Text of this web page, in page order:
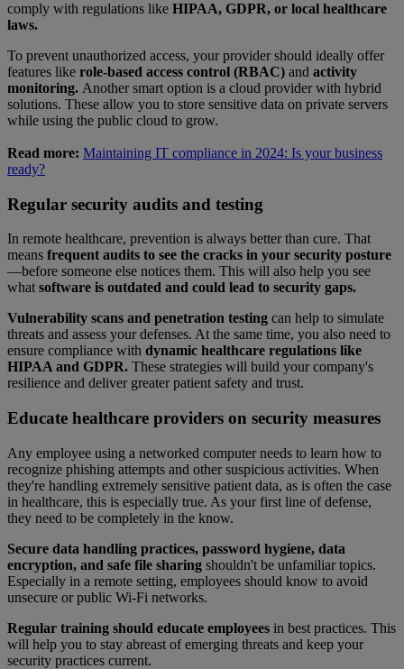
comply with regulations like HIPAA, GDPR, or local healthcare
laws.
To prevent unauthorized access, your provider should ideally offer
features like role-based access control (RBAC) and activity
monitoring. Another smart option is a cloud provider with hybrid
solutions. These allow you to store sensitive data on private servers
while using the public cloud to grow.
Read more: Maintaining IT compliance in 2024: Is your business
ready?
Regular security audits and testing
In remote healthcare, prevention is always better than cure. That
means frequent audits to see the cracks in your security posture
—before someone else notices them. This will also help you see
what software is outdated and could lead to security gaps.
Vulnerability scans and penetration testing can help to simulate
threats and assess your defenses. At the same time, you also need to
ensure compliance with dynamic healthcare regulations like
HIPAA and GDPR. These strategies will build your company's
resilience and deliver greater patient safety and trust.
Educate healthcare providers on security measures
Any employee using a networked computer needs to learn how to
recognize phishing attempts and other suspicious activities. When
they're handling extremely sensitive patient data, as is often the case
in healthcare, this is especially true. As your first line of defense,
they need to be completely in the know.
Secure data handling practices, password hygiene, data
encryption, and safe file sharing shouldn't be unfamiliar topics.
Especially in a remote setting, employees should know to avoid
unsecure or public Wi-Fi networks.
Regular training should educate employees in best practices. This
will help you to stay abreast of emerging threats and keep your
security practices current.